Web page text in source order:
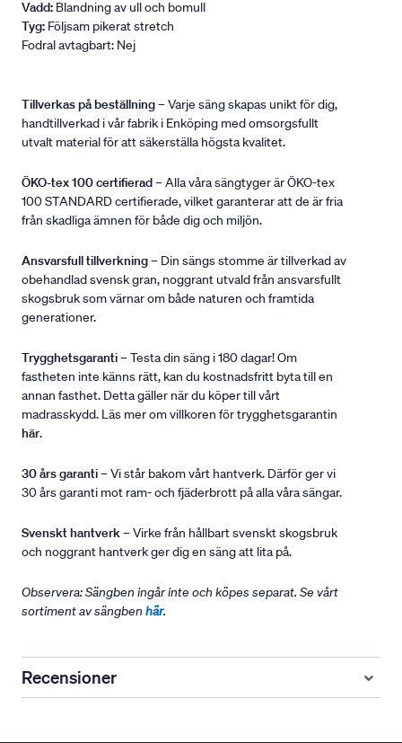
Vadd: Blandning av ull och bomull
Tyg: Följsam pikerat stretch
Fodral avtagbart: Nej
Tillverkas på beställning– Varje säng skapas unikt för dig,
handtillverkad i vår fabrik i Enköping med omsorgsfullt
utvalt material för att säkerställa högsta kvalitet.
ÖKO-tex 100 certifierad– Alla våra sängtyger är ÖKO-tex
100 STANDARD certifierade, vilket garanterar att de är fria
från skadliga ämnen för både dig och miljön.
Ansvarsfull tillverkning– Din sängs stomme är tillverkad av
obehandlad svensk gran, noggrant utvald från ansvarsfullt
skogsbruk som värnar om både naturen och framtida
generationer.
Trygghetsgaranti– Testa din säng i 180 dagar! Om
fastheten inte känns rätt, kan du kostnadsfritt byta till en
annan fasthet. Detta gäller när du köper till vårt
madrasskydd. Läs mer om villkoren för trygghetsgarantin
här.
30 års garanti– Vi står bakom vårt hantverk. Därför ger vi
30 års garanti mot ram- och fjäderbrott på alla våra sängar.
Svenskt hantverk– Virke från hållbart svenskt skogsbruk
och noggrant hantverk ger dig en säng att lita på.
Observera: Sängben ingår inte och köpes separat. Se vårt
sortiment av sängben här.
Recensioner